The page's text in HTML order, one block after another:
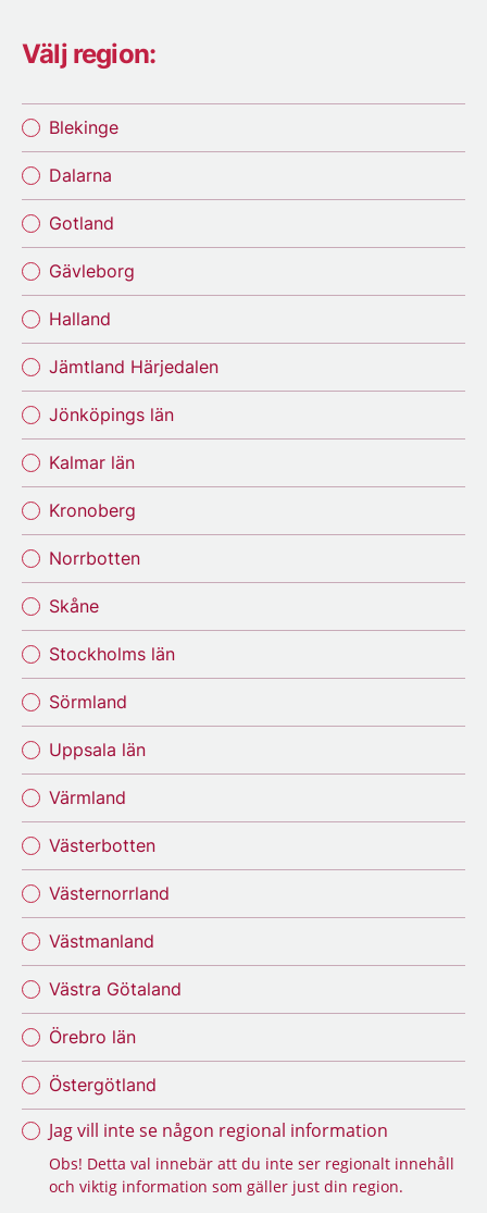
Välj region:
Blekinge
Dalarna
Gotland
Gävleborg
Halland
Jämtland Härjedalen
Jönköpings län
Kalmar län
Kronoberg
Norrbotten
Skåne
Stockholms län
Sörmland
Uppsala län
Värmland
Västerbotten
Västernorrland
Västmanland
Västra Götaland
Örebro län
Östergötland
Jag vill inte se någon regional information
Obs! Detta val innebär att du inte ser regionalt innehåll
och viktig information som gäller just din region.